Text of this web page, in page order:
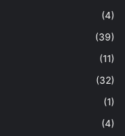
(4)
(39)
(11)
(32)
(1)
(4)